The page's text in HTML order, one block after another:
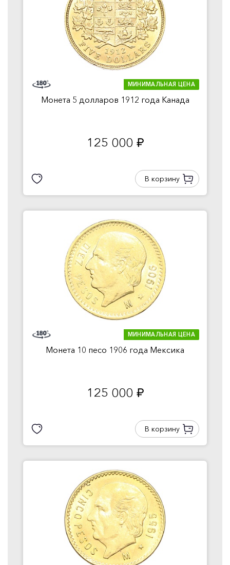
МИНИМАЛЬНАЯ ЦЕНА
Монета 5 долларов 1912 года Канада
125 000 руб.
В корзину
МИНИМАЛЬНАЯ ЦЕНА
Монета 10 песо 1906 года Мексика
125 000 руб.
В корзину